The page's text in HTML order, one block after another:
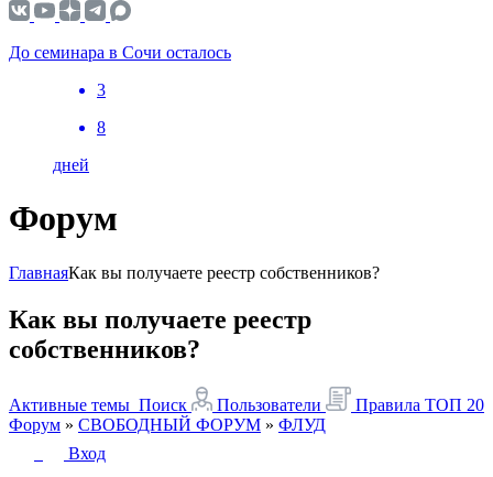
До семинара в Сочи осталось
3
8
дней
Форум
ГлавнаяКак вы получаете реестр собственников?
Как вы получаете реестр
собственников?
Активные темы Поиск Пользователи Правила ТОП 20
Форум » СВОБОДНЫЙ ФОРУМ » ФЛУД
Вход